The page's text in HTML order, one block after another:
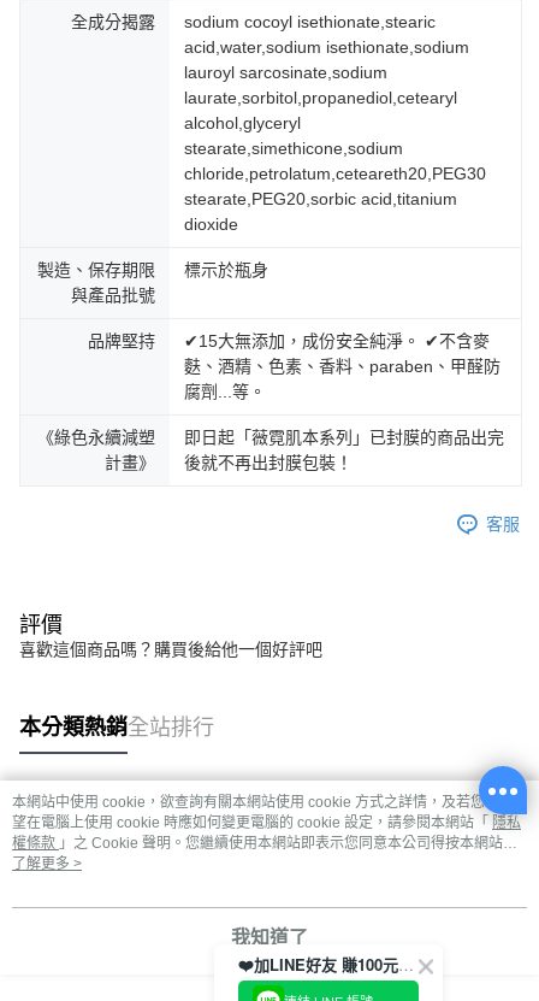
全成分揭露
sodium cocoyl isethionate,stearic
acid,water,sodium isethionate,sodium
lauroyl sarcosinate,sodium
laurate,sorbitol,propanediol,cetearyl
alcohol,glyceryl
stearate,simethicone,sodium
chloride,petrolatum,ceteareth20,PEG30
stearate,PEG20,sorbic acid,titanium
dioxide
製造、保存期限
與產品批號
標示於瓶身
品牌堅持
✔15大無添加，成份安全純淨。 ✔不含麥
麩、酒精、色素、香料、paraben、甲醛防
腐劑...等。
《綠色永續減塑
計畫》
即日起「薇霓肌本系列」已封膜的商品出完
後就不再出封膜包裝！
客服
評價
喜歡這個商品嗎？購買後給他一個好評吧
本分類熱銷全站排行
熱門標籤
本網站中使用 cookie，欲查詢有關本網站使用 cookie 方式之詳情，及若您不希
望在電腦上使用 cookie 時應如何變更電腦的 cookie 設定，請參閱本網站「 隱私
權條款 」之 Cookie 聲明。您繼續使用本網站即表示您同意本公司得按本網站使
用條款之 Cookie 聲明使用 cookie。
了解更多 >
我知道了
❤️加LINE好友 賺100元券！